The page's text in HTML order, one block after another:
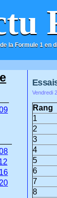
la Formule 1 en
Vendredi
Rang
1
2
3
4
5
6
7
8